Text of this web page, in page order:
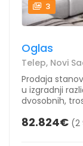
3
Oglas
Telep, Novi
Prodaja
u izgradnji
dvosobnih,
82.824€ (2